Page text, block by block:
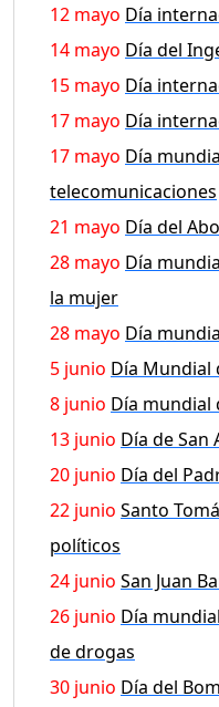
12 mayo Día
14 mayo Día del
15 mayo Día
17 mayo Día
17 mayo Día
telecomunicaciones
21 mayo Día del
28 mayo Día
la mujer
28 mayo Día
5 junio Día Mundial
8 junio Día mundial
13 junio Día de San
20 junio Día del
22 junio Santo
políticos
24 junio San Juan
26 junio Día
de drogas
30 junio Día del